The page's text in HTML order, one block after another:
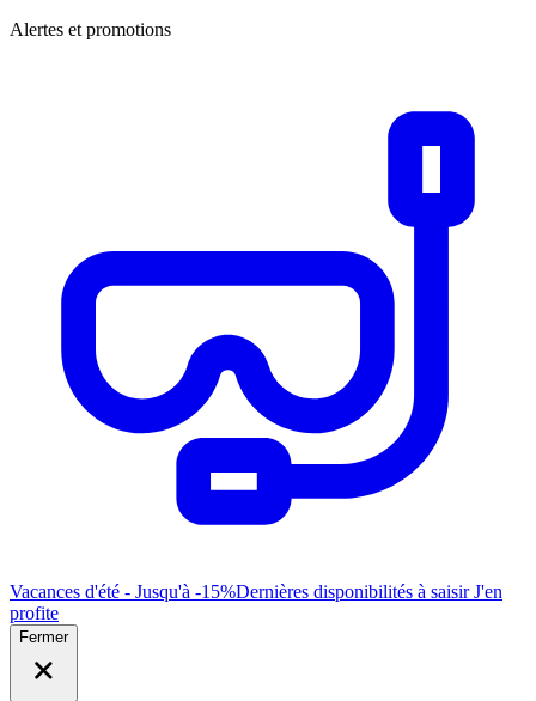
Alertes et promotions
Vacances d'été - Jusqu'à -15%Dernières disponibilités à saisirJ'en
profite
Fermer